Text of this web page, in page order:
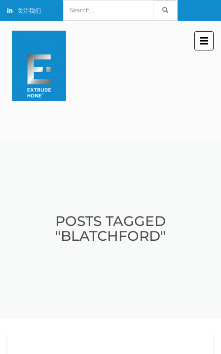
关注我们
for:
POSTS TAGGED
"BLATCHFORD"